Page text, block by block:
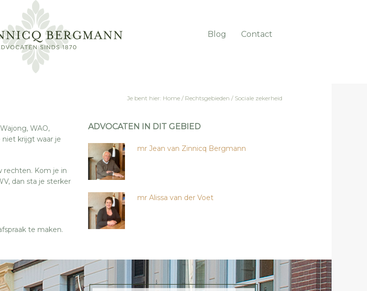
Blog Contact
Je bent hier: Home / Rechtsgebieden / Sociale zekerheid
WAO,
krijgt waar je
rechten. Kom je in
dan sta je sterker
te maken.
ADVOCATEN IN DIT GEBIED
mr Jean van Zinnicq Bergmann
mr Alissa van der Voet